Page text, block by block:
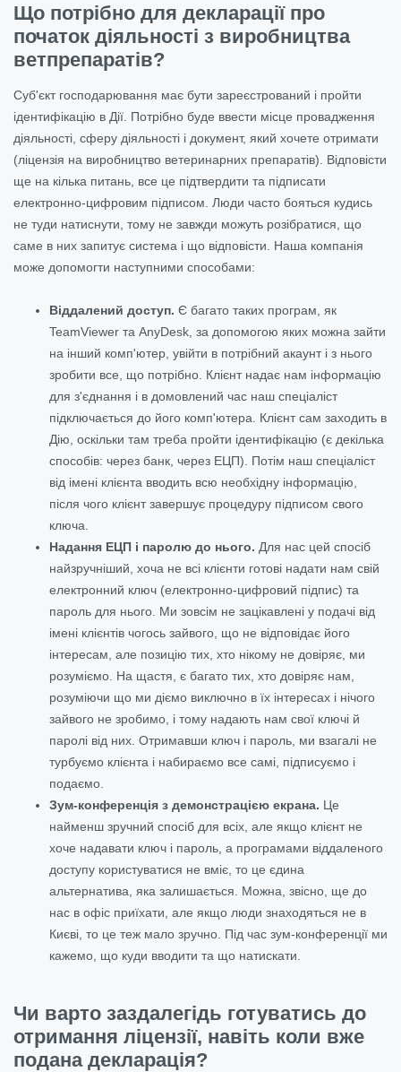
Що потрібно для декларації про
початок діяльності з виробництва
ветпрепаратів?
Суб'єкт господарювання має бути зареєстрований і пройти
ідентифікацію в Дії. Потрібно буде ввести місце провадження
діяльності, сферу діяльності і документ, який хочете отримати
(ліцензія на виробництво ветеринарних препаратів). Відповісти
ще на кілька питань, все це підтвердити та підписати
електронно-цифровим підписом. Люди часто бояться кудись
не туди натиснути, тому не завжди можуть розібратися, що
саме в них запитує система і що відповісти. Наша компанія
може допомогти наступними способами:
Віддалений доступ. Є багато таких програм, як
TeamViewer та AnyDesk, за допомогою яких можна зайти
на інший комп'ютер, увійти в потрібний акаунт і з нього
зробити все, що потрібно. Клієнт надає нам інформацію
для з'єднання і в домовлений час наш спеціаліст
підключається до його комп'ютера. Клієнт сам заходить в
Дію, оскільки там треба пройти ідентифікацію (є декілька
способів: через банк, через ЕЦП). Потім наш спеціаліст
від імені клієнта вводить всю необхідну інформацію,
після чого клієнт завершує процедуру підписом свого
ключа.
Надання ЕЦП і паролю до нього. Для нас цей спосіб
найзручніший, хоча не всі клієнти готові надати нам свій
електронний ключ (електронно-цифровий підпис) та
пароль для нього. Ми зовсім не зацікавлені у подачі від
імені клієнтів чогось зайвого, що не відповідає його
інтересам, але позицію тих, хто нікому не довіряє, ми
розуміємо. На щастя, є багато тих, хто довіряє нам,
розуміючи що ми діємо виключно в їх інтересах і нічого
зайвого не зробимо, і тому надають нам свої ключі й
паролі від них. Отримавши ключ і пароль, ми взагалі не
турбуємо клієнта і набираємо все самі, підписуємо і
подаємо.
Зум-конференція з демонстрацією екрана. Це
найменш зручний спосіб для всіх, але якщо клієнт не
хоче надавати ключ і пароль, а програмами віддаленого
доступу користуватися не вміє, то це єдина
альтернатива, яка залишається. Можна, звісно, ще до
нас в офіс приїхати, але якщо люди знаходяться не в
Києві, то це теж мало зручно. Під час зум-конференції ми
кажемо, що куди вводити та що натискати.
Чи варто заздалегідь готуватись до
отримання ліцензії, навіть коли вже
подана декларація?